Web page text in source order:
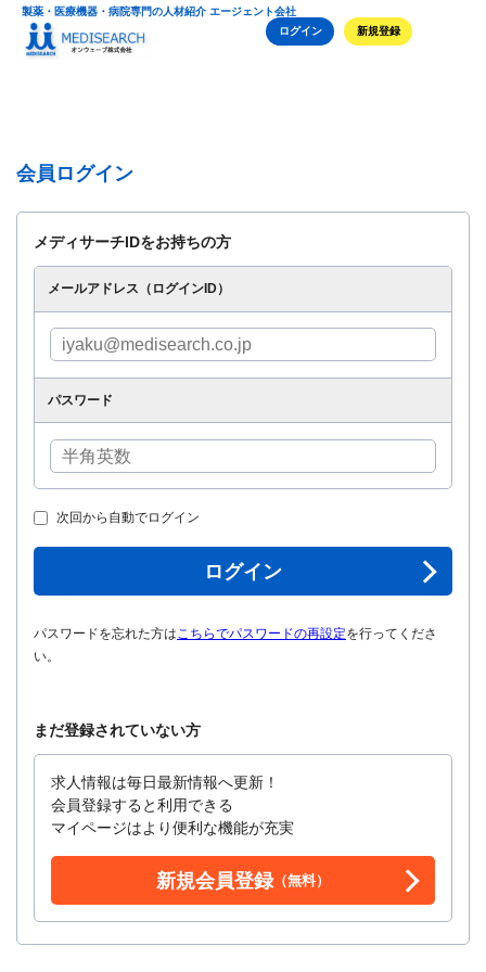
製薬・医療機器・病院専門の人材紹介 エージェント会社
ログイン
新規登録
会員ログイン
メディサーチIDをお持ちの方
メールアドレス（ログインID）
パスワード
次回から自動でログイン
ログイン
パスワードを忘れた方はこちらでパスワードの再設定を行ってくださ
い。
まだ登録されていない方
求人情報は毎日最新情報へ更新！
会員登録すると利用できる
マイページはより便利な機能が充実
新規会員登録（無料）